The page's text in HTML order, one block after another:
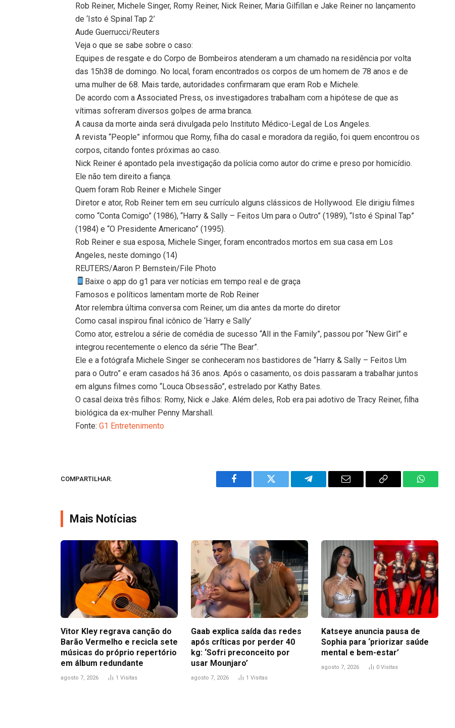
Rob Reiner, Michele Singer, Romy Reiner, Nick Reiner, Maria Gilfillan e Jake Reiner no lançamento
de ‘Isto é Spinal Tap 2’
Aude Guerrucci/Reuters
Veja o que se sabe sobre o caso:
Equipes de resgate e do Corpo de Bombeiros atenderam a um chamado na residência por volta
das 15h38 de domingo. No local, foram encontrados os corpos de um homem de 78 anos e de
uma mulher de 68. Mais tarde, autoridades confirmaram que eram Rob e Michele.
De acordo com a Associated Press, os investigadores trabalham com a hipótese de que as
vítimas sofreram diversos golpes de arma branca.
A causa da morte ainda será divulgada pelo Instituto Médico-Legal de Los Angeles.
A revista “People” informou que Romy, filha do casal e moradora da região, foi quem encontrou os
corpos, citando fontes próximas ao caso.
Nick Reiner é apontado pela investigação da polícia como autor do crime e preso por homicídio.
Ele não tem direito a fiança.
Quem foram Rob Reiner e Michele Singer
Diretor e ator, Rob Reiner tem em seu currículo alguns clássicos de Hollywood. Ele dirigiu filmes
como “Conta Comigo” (1986), “Harry & Sally – Feitos Um para o Outro” (1989), “Isto é Spinal Tap”
(1984) e “O Presidente Americano” (1995).
Rob Reiner e sua esposa, Michele Singer, foram encontrados mortos em sua casa em Los
Angeles, neste domingo (14)
REUTERS/Aaron P. Bernstein/File Photo
Baixe o app do g1 para ver notícias em tempo real e de graça
Famosos e políticos lamentam morte de Rob Reiner
Ator relembra última conversa com Reiner, um dia antes da morte do diretor
Como casal inspirou final icônico de ‘Harry e Sally’
Como ator, estrelou a série de comédia de sucesso “All in the Family”, passou por “New Girl” e
integrou recentemente o elenco da série “The Bear”.
Ele e a fotógrafa Michele Singer se conheceram nos bastidores de “Harry & Sally – Feitos Um
para o Outro” e eram casados há 36 anos. Após o casamento, os dois passaram a trabalhar juntos
em alguns filmes como “Louca Obsessão”, estrelado por Kathy Bates.
O casal deixa três filhos: Romy, Nick e Jake. Além deles, Rob era pai adotivo de Tracy Reiner, filha
biológica da ex-mulher Penny Marshall.
Fonte:G1 Entretenimento
COMPARTILHAR.
Facebook Twitter Telegram Email
Copy
WhatsApp
Mais Notícias
Vitor Kley regrava canção do
Barão Vermelho e recicla sete
músicas do próprio repertório
em álbum redundante
agosto 7, 2026 1 Visitas
Gaab explica saída das redes
após críticas por perder 40
kg: ‘Sofri preconceito por
usar Mounjaro’
agosto 7, 2026 1 Visitas
Katseye anuncia pausa de
Sophia para ‘priorizar saúde
mental e bem-estar’
agosto 7, 2026 0 Visitas